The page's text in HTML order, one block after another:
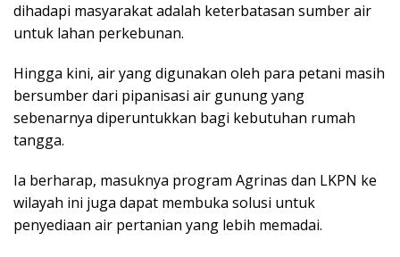
dihadapi masyarakat adalah keterbatasan sumber air
untuk lahan perkebunan.
Hingga kini, air yang digunakan oleh para petani masih
bersumber dari pipanisasi air gunung yang
sebenarnya diperuntukkan bagi kebutuhan rumah
tangga.
Ia berharap, masuknya program Agrinas dan LKPN ke
wilayah ini juga dapat membuka solusi untuk
penyediaan air pertanian yang lebih memadai.